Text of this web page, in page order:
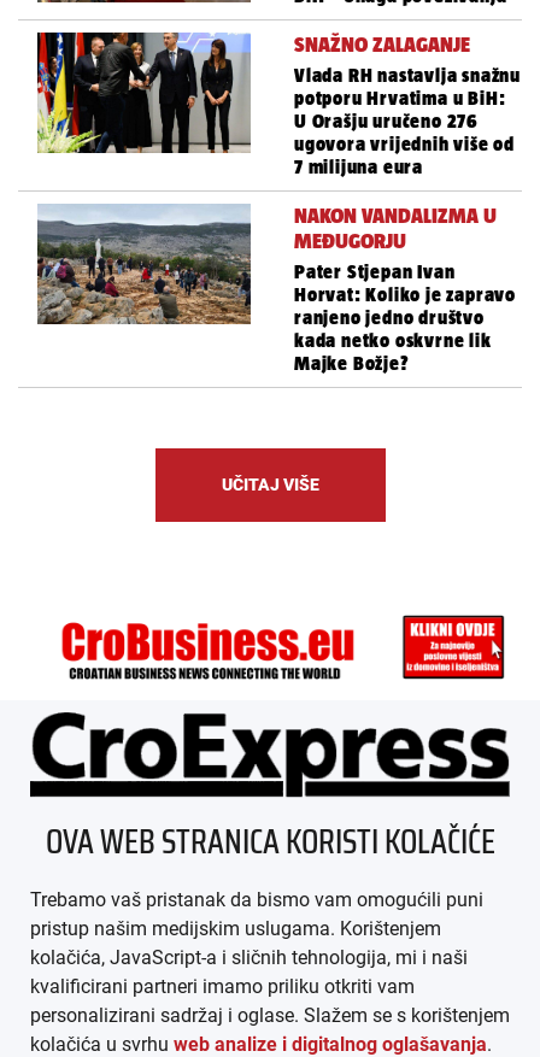
SNAŽNO ZALAGANJE
Vlada RH nastavlja snažnu
potporu Hrvatima u BiH:
U Orašju uručeno 276
ugovora vrijednih više od
7 milijuna eura
NAKON VANDALIZMA U
MEĐUGORJU
Pater Stjepan Ivan
Horvat: Koliko je zapravo
ranjeno jedno društvo
kada netko oskvrne lik
Majke Božje?
UČITAJ VIŠE
ÜBER UNS
IMPRESSUM
AGB
DATENSCHUTZ
MEDIADATEN
OVA WEB STRANICA KORISTI KOLAČIĆE
Trebamo vaš pristanak da bismo vam omogućili puni
pristup našim medijskim uslugama. Korištenjem
kolačića, JavaScript-a i sličnih tehnologija, mi i naši
kvalificirani partneri imamo priliku otkriti vam
personalizirani sadržaj i oglase. Slažem se s korištenjem
kolačića u svrhu web analize i digitalnog oglašavanja.